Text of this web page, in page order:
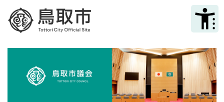
メニューを飛ばして本文へ